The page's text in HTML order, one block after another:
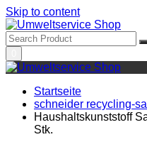
Skip to content
Startseite
schneider recycling-
Haushaltskunststoff
Stk.